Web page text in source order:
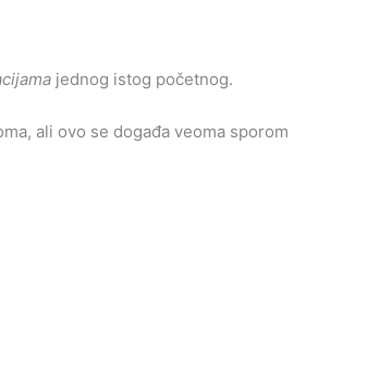
jednog istog početnog.
ali ovo se događa veoma sporom